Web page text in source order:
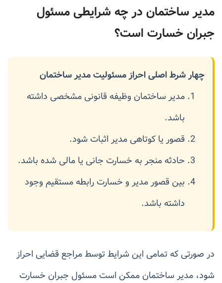
مدیر ساختمان در چه شرایطی مسئول
جبران خسارت است؟
چهار شرط اصلی احراز مسئولیت مدیر ساختمان
مدیر ساختمان وظیفه قانونی مشخصی داشته
باشد.
قصور یا کوتاهی مدیر اثبات شود.
حادثه منجر به خسارت جانی یا مالی شده باشد.
بین قصور مدیر و خسارت رابطه مستقیم وجود
داشته باشد.
در صورتی که تمامی این شرایط توسط مراجع قضایی احراز
شود، مدیر ساختمان ممکن است مسئول جبران خسارت